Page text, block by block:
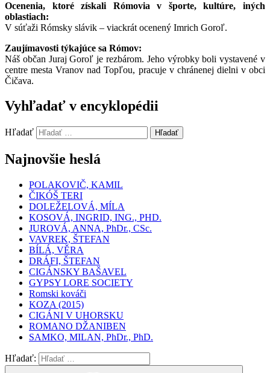
Ocenenia, ktoré získali Rómovia v športe, kultúre, iných
oblastiach:
V súťaži Rómsky slávik – viackrát ocenený Imrich Goroľ.
Zaujímavosti týkajúce sa Rómov:
Náš občan Juraj Goroľ je rezbárom. Jeho výrobky boli vystavené v
centre mesta Vranov nad Topľou, pracuje v chránenej dielni v obci
Čičava.
Vyhľadať v encyklopédii
Hľadať Hľadať
Najnovšie heslá
POLAKOVIČ, KAMIL
ČIKÓŠ TERI
DOLEŽELOVÁ, MÍLA
KOSOVÁ, INGRID, ING., PHD.
JUROVÁ, ANNA, PhDr., CSc.
VAVREK, ŠTEFAN
BÍLÁ, VĚRA
DRÁFI, ŠTEFAN
CIGÁNSKY BAŠAVEL
GYPSY LORE SOCIETY
Romski kováči
KOZA (2015)
CIGÁNI V UHORSKU
ROMANO DŽANIBEN
SAMKO, MILAN, PhDr., PhD.
Hľadať: